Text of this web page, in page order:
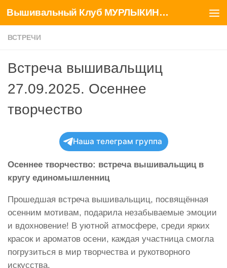
Перейти к содержимому Вышивальный Клуб МУРЛЫКИНЫ ЗАБАВЫ
ВСТРЕЧИ
Встреча вышивальщиц
27.09.2025. Осеннее
творчество
Наша телеграм группа
Осеннее творчество: встреча вышивальщиц в
кругу единомышленниц
Прошедшая встреча вышивальщиц, посвящённая
осенним мотивам, подарила незабываемые эмоции
и вдохновение! В уютной атмосфере, среди ярких
красок и ароматов осени, каждая участница смогла
погрузиться в мир творчества и рукотворного
искусства.